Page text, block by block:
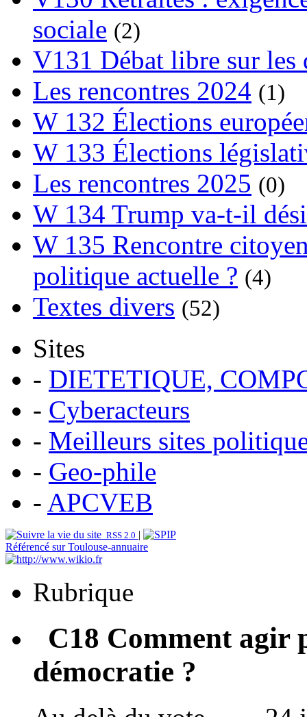
sociale (2)
V131 Débat libre sur les
Les rencontres 2024 (1)
W 132 Élections
W 133 Élections
Les rencontres 2025 (0)
W 134 Trump va-t-il
W 135 Rencontre
politique actuelle ? (4)
Textes divers (52)
Sites
- DIETETIQUE,
- Cyberacteurs
- Meilleurs sites
- Geo-phile
- APCVEB
RSS 2.0 |
Référencé sur Toulouse-annuaire
Rubrique
C18 Comment agir
démocratie ?